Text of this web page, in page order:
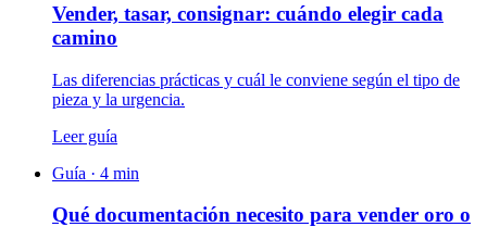
Vender, tasar, consignar: cuándo elegir cada
camino
Las diferencias prácticas y cuál le conviene según el tipo de
pieza y la urgencia.
Leer guía
Guía · 4 min
Qué documentación necesito para vender oro o